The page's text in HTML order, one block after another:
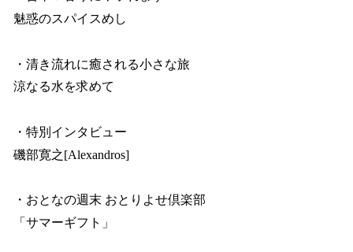
魅惑のスパイスめし
・清き流れに癒される小さな旅
涼なる水を求めて
・特別インタビュー
磯部寛之[Alexandros]
・おとなの週末 おとりよせ倶楽部
「サマーギフト」